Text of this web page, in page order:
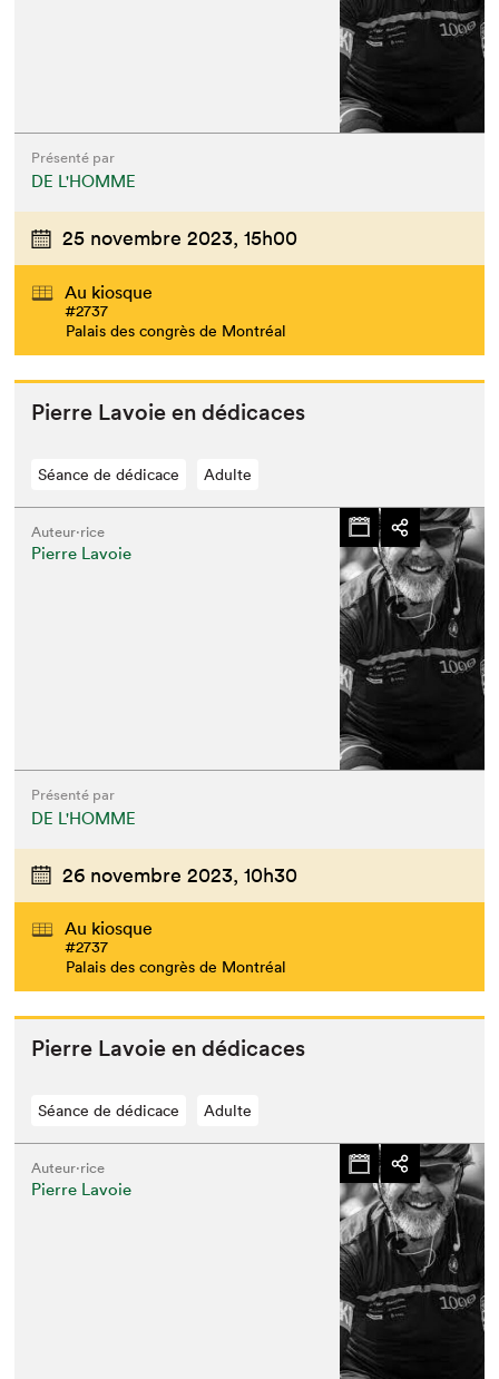
Présenté par
DE L'HOMME
25 novembre 2023, 15h00
Au kiosque
#2737
Palais des congrès de Montréal
Pierre Lavoie en dédicaces
Séance de dédicace Adulte
Auteur·rice
Pierre Lavoie
Présenté par
DE L'HOMME
26 novembre 2023, 10h30
Au kiosque
#2737
Palais des congrès de Montréal
Pierre Lavoie en dédicaces
Séance de dédicace Adulte
Auteur·rice
Pierre Lavoie